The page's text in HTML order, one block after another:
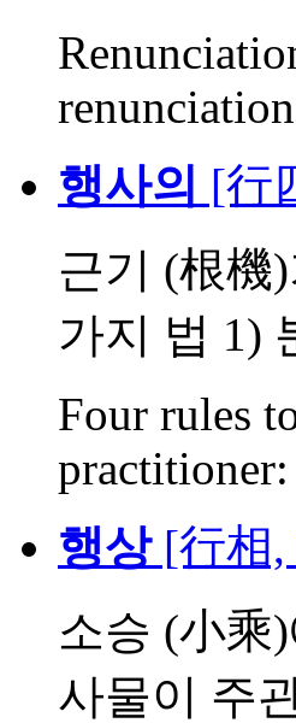
행사의 [行
근기 (根機
가지 법 1)
Four rules
행상[行相,
소승 (小乘
사물이 주